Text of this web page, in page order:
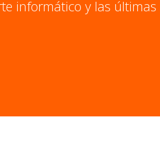
informático y las últimas